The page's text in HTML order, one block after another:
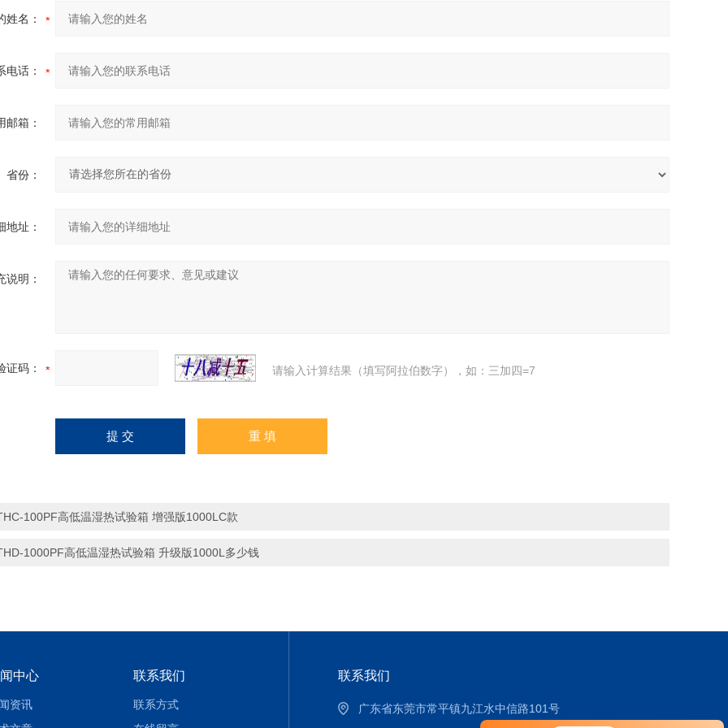
姓名：
电话：
邮箱：
省份：
地址：
说明：
证码： 请输入计算结果（填写阿拉伯数字），如：三加四=7
100PF高低温湿热试验箱 增强版1000LC款
1000PF高低温湿热试验箱 升级版1000L多少钱
中心
资讯
联系我们
联系方式
联系我们
广东省东莞市常平镇九江水中信路101号